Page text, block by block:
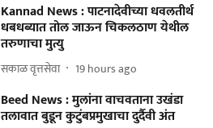
Kannad News : पाटनादेवीच्या धवलतीर्थ
धबधब्यात तोल जाऊन चिकलठाण येथील
तरुणाचा मुत्यु
सकाळ वृत्तसेवा 19 hours ago
Beed News : मुलांना वाचवताना उखंडा
तलावात बुडून कुटुंबप्रमुखाचा दुर्दैवी अंत